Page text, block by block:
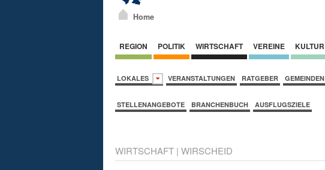
Home
REGION POLITIK WIRTSCHAFT VEREINE KULTUR
LOKALES VERANSTALTUNGEN RATGEBER GEMEINDEN
STELLENANGEBOTE BRANCHENBUCH AUSFLUGSZIELE
WIRTSCHAFT | WIRSCHEID